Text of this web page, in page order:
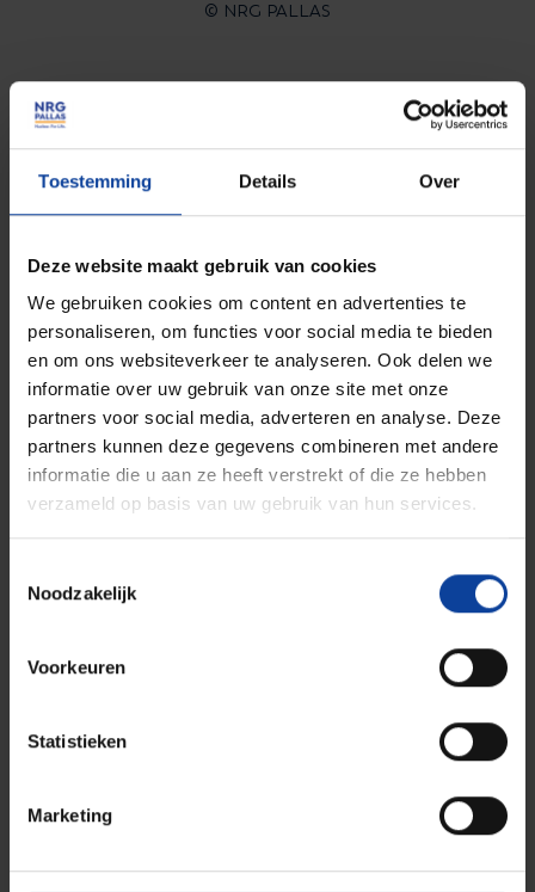
Toestemming Details Over
Deze website maakt gebruik van cookies
We gebruiken cookies om content en advertenties te
personaliseren, om functies voor social media te bieden
en om ons websiteverkeer te analyseren. Ook delen we
informatie over uw gebruik van onze site met onze
partners voor social media, adverteren en analyse. Deze
partners kunnen deze gegevens combineren met andere
informatie die u aan ze heeft verstrekt of die ze hebben
verzameld op basis van uw gebruik van hun services.
Noodzakelijk
Voorkeuren
Statistieken
Marketing
© NRG PALLAS
Tel.: +31 (0)224 56 4950
Bezoekadres Arnhem
Utrechtseweg 310 B01,
Bezoekadres Petten
Westerduinweg 3, 1755 LE
Petten, Nederland
Bezoekadres Alkmaar
Comeniusstraat 8, 1817 MS
Schrijf je in op onze nieuwsbrief
Blijf op de hoogte van alle nucleaire ontwikkelingen rondom
gezondheid en energie.
Aanmelden nieuwsbrief
Onze oplossingen
Medical Isotope Solutions